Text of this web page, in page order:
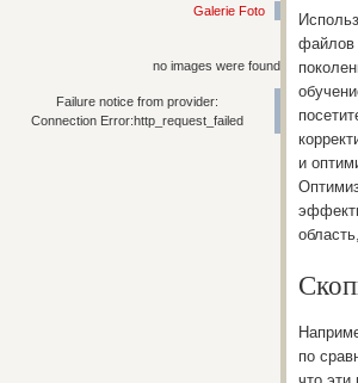
Galerie Foto
no images were found
Failure notice from provider:
Connection Error:http_request_failed
файлов
и
по